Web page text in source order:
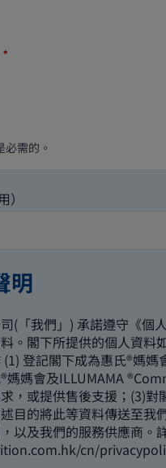
需的。
明
(「我們」) 承諾遵守《個
。閣下所提供的個人資料
登記閣下成為惠氏®媽
媽媽會及ILLUMAMA
，或提供售後支援；(3)
目的將此等資料傳送至我
以及我們的服務供應商。
cn/